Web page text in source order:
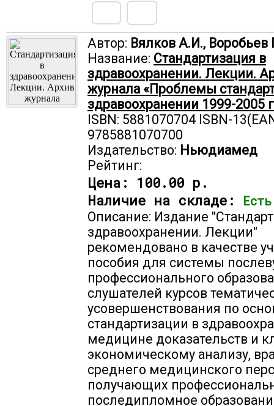
Автор: Вялков А.И., Воробьев
Название: Стандартизация в
здравоохранении. Лекции.
журнала «Проблемы
здравоохранении 1999-2005
ISBN: 5881070704 ISBN-
9785881070700
Издательство: Ньюдиамед
Рейтинг:
Цена: 100.00 р.
Наличие на складе:
Описание: Издание
здравоохранении. Лекции"
рекомендовано в качестве
пособия для системы
профессионального
слушателей курсов
усовершенствования по
стандартизации в
медицине доказательств и
экономическому анализу,
среднего медицинского
получающих
последипломное